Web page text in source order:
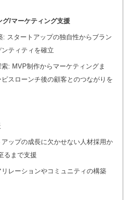
グ/マーケティング支援
: スタートアップの独自性からブラン
ンティティを確立
索: MVP制作からマーケティングま
スローンチ後の顧客とのつながりを
アップの成長に欠かせない人材採用か
るまで支援
リレーションやコミュニティの構築